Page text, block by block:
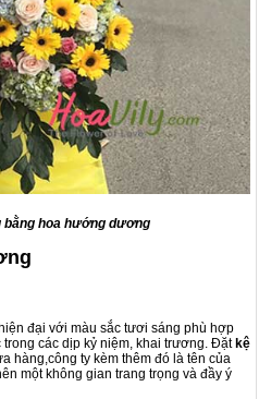
hoa hướng dương
đại với màu sắc tươi sáng phù hợp
trong các dịp kỷ niệm, khai trương. Đặt kệ
hàng,công ty kèm thêm đó là tên của
một không gian trang trọng và đầy ý